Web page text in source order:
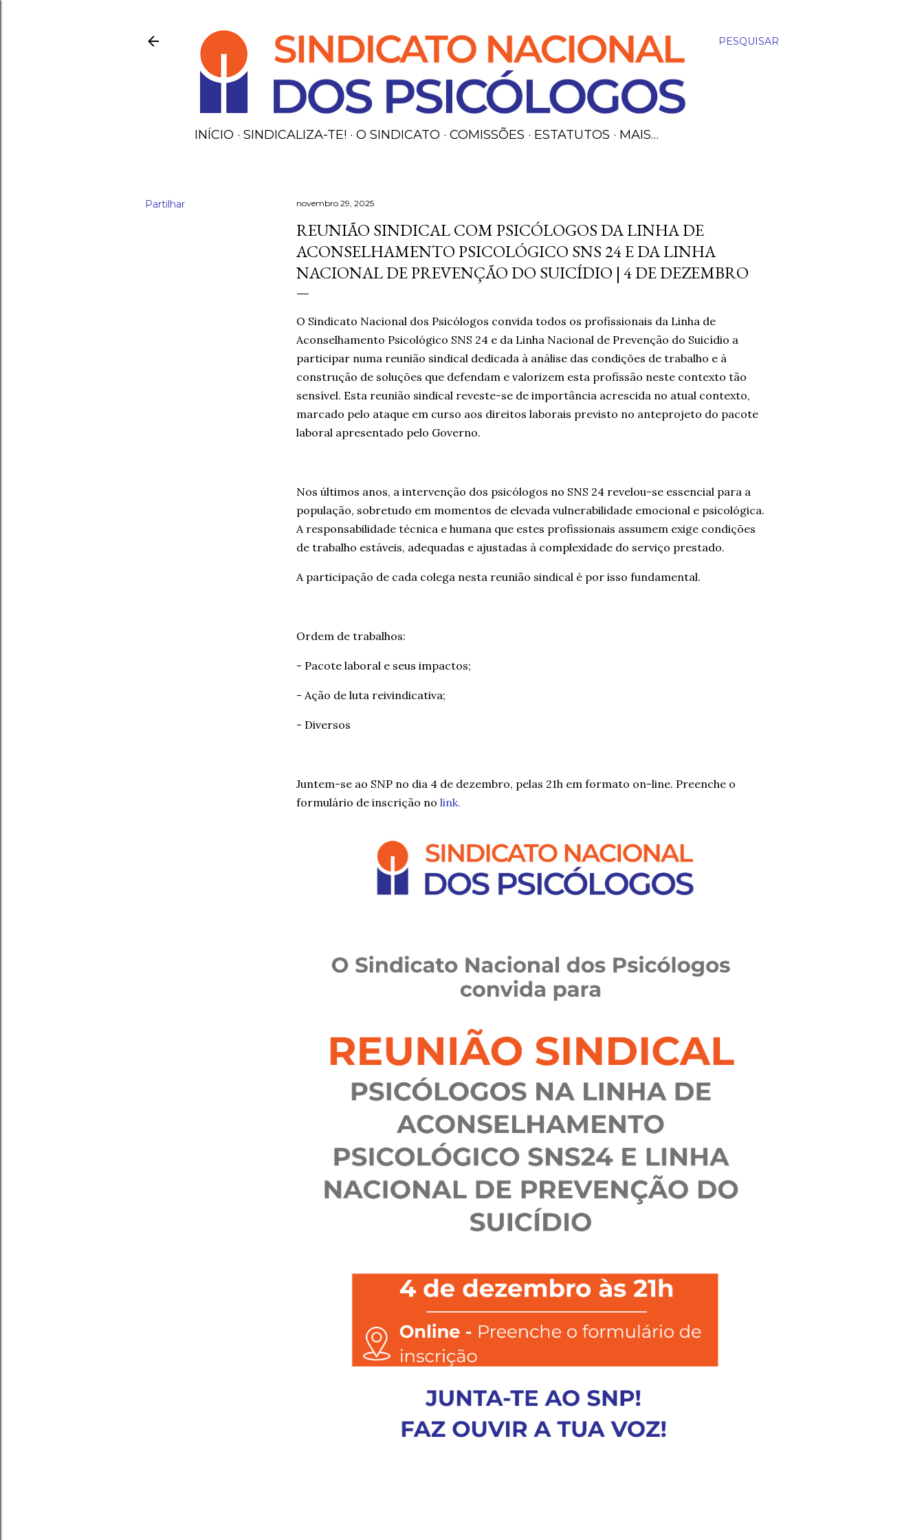
PESQUISAR
INÍCIO SINDICALIZA-TE! O SINDICATO COMISSÕES ESTATUTOS MAIS…
Partilhar novembro 29, 2025
REUNIÃO SINDICAL COM PSICÓLOGOS DA LINHA DE
ACONSELHAMENTO PSICOLÓGICO SNS 24 E DA LINHA
NACIONAL DE PREVENÇÃO DO SUICÍDIO | 4 DE DEZEMBRO
O Sindicato Nacional dos Psicólogos convida todos os profissionais da Linha de
Aconselhamento Psicológico SNS 24 e da Linha Nacional de Prevenção do Suicídio a
participar numa reunião sindical dedicada à análise das condições de trabalho e à
construção de soluções que defendam e valorizem esta profissão neste contexto tão
sensível. Esta reunião sindical reveste-se de importância acrescida no atual contexto,
marcado pelo ataque em curso aos direitos laborais previsto no anteprojeto do pacote
laboral apresentado pelo Governo.
Nos últimos anos, a intervenção dos psicólogos no SNS 24 revelou-se essencial para a
população, sobretudo em momentos de elevada vulnerabilidade emocional e psicológica.
A responsabilidade técnica e humana que estes profissionais assumem exige condições
de trabalho estáveis, adequadas e ajustadas à complexidade do serviço prestado.
A participação de cada colega nesta reunião sindical é por isso fundamental.
Ordem de trabalhos:
- Pacote laboral e seus impactos;
- Ação de luta reivindicativa;
- Diversos
Juntem-se ao SNP no dia 4 de dezembro, pelas 21h em formato on-line. Preenche o
formulário de inscrição no link.